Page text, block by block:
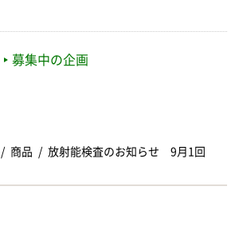
募集中の企画
商品 放射能検査のお知らせ 9月1回